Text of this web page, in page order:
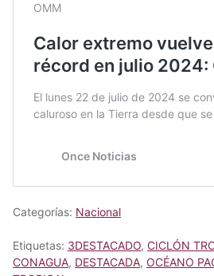
— Coordinación Nacional de
(@CNPC_MX)
Categorías: Nacional
Etiquetas: 3DESTACADO, CICLÓN
CONAGUA, DESTACADA, OCÉANO